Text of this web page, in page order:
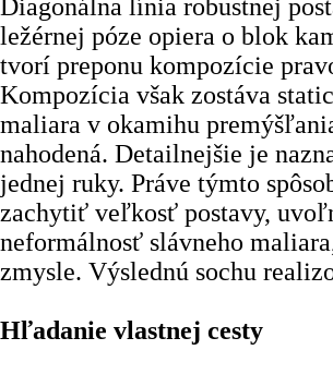
Diagonálna línia robustnej
ležérnej póze opiera o blok
tvorí preponu kompozície
Kompozícia však zostáva
maliara v okamihu
nahodená. Detailnejšie je
jednej ruky. Práve týmto
zachytiť veľkosť postavy,
neformálnosť slávneho
zmysle. Výslednú sochu
Hľadanie vlastnej cesty